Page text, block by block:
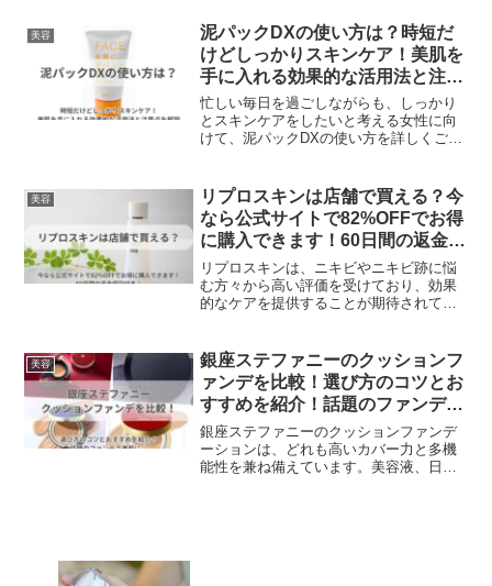
売のみで取り扱っており、初めての方の
送料はファンケル負担で送られます。ニ
キビに悩むお子さんのために、ファンケ
ルアクネケアのお試しキットを購入した
いと思っている方は、ぜひ一度、お試し
ください。
美容
泥パックDXの使い方は？時短だ
けどしっかりスキンケア！美肌を
手に入れる効果的な活用法と注意
点を解説
忙しい毎日を過ごしながらも、しっかり
とスキンケアをしたいと考える女性に向
けて、泥パックDXの使い方を詳しくご紹
トやアレンジ方法でさらに効果アップも
ご紹介！泥パックDXは、シンプルな使い
方でありながら、効果的なスキンケアを
実現します。忙しい日々の中でも、ぜひ
取り入れてみてくださいね。
美容
リプロスキンは店舗で買える？今
なら公式サイトで82%OFFでお得
に購入できます！60日間の返金保
証付き♪
リプロスキンは、ニキビやニキビ跡に悩
む方々から高い評価を受けており、効果
的なケアを提供することが期待されてい
は、リプロスキンが通販限定で販売され
ているためです。しかし、通販を利用す
れば、リプロスキンを簡単に手に入れる
ことができます。
美容
銀座ステファニーのクッションフ
ァンデを比較！選び方のコツとお
すすめを紹介！話題のファンデで
美肌に♪
銀座ステファニーのクッションファンデ
ーションは、どれも高いカバー力と多機
能性を兼ね備えています。美容液、日焼